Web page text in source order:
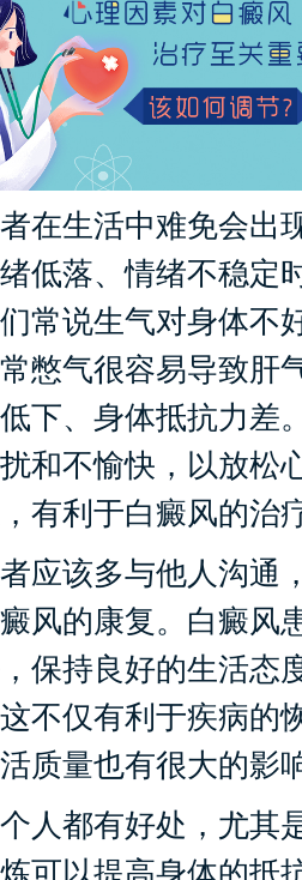
生活中难免会出
低落、情绪不稳定
常说生气对身体不
憋气很容易导致肝
下、身体抵抗力差
和不愉快，以放松
有利于白癜风的治
该多与他人沟通
风的康复。白癜风
保持良好的生活态
不仅有利于疾病的
质量也有很大的影
都有好处，尤其